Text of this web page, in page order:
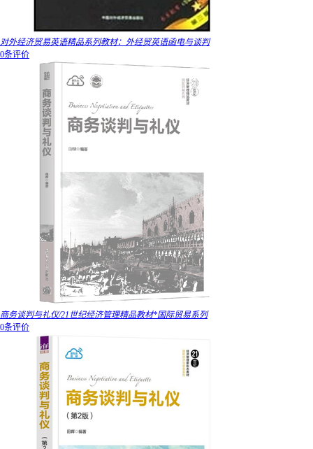
对外经济贸易英语精品系列教材：外经贸英语函电与谈判
0条评价
商务谈判与礼仪/21世纪经济管理精品教材*国际贸易系列
0条评价